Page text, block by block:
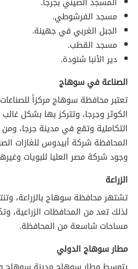
مسجد الفرشوطي.
الجبل الغربي في جهينة.
مسجد القطب.
دير الأنبا شنودة.
الصناعة في سوهاج
تعتبر محافظة سوهاج مركزاً
الكوثر وجرجا، وتتركز بها بشكل
التكاملية وتقع في مدينة جرجا،
المحافظة شركة أبيدوس للغازات
وجود شركة مصر العليا للبويات
الزراعة
تشتهر محافظة سوهاج بالزراعة،
لذلك تعد من المحافظات الزراعية،
مساحات شاسعة من المحافظة.
مطار سوهاج الدولي